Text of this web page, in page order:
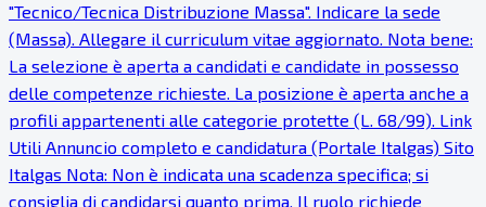
"Tecnico/Tecnica Distribuzione Massa". Indicare la sede
(Massa). Allegare il curriculum vitae aggiornato. Nota bene:
La selezione è aperta a candidati e candidate in possesso
delle competenze richieste. La posizione è aperta anche a
profili appartenenti alle categorie protette (L. 68/99). Link
Utili Annuncio completo e candidatura (Portale Italgas) Sito
Italgas Nota: Non è indicata una scadenza specifica; si
consiglia di candidarsi quanto prima. Il ruolo richiede